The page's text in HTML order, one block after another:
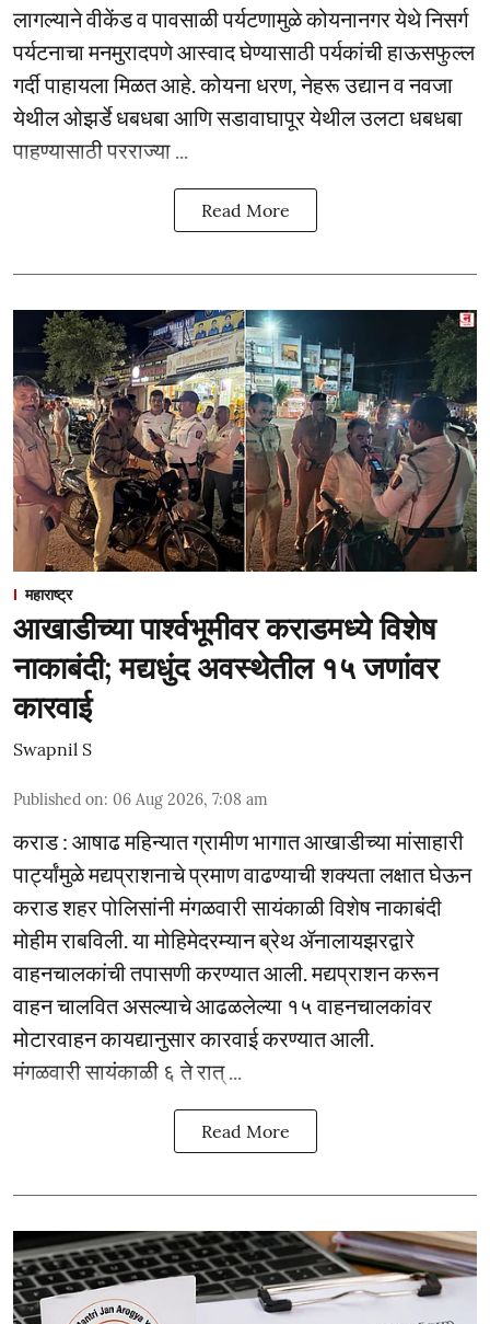
लागल्याने वीकेंड व पावसाळी पर्यटणामुळे कोयनानगर येथे निसर्ग
पर्यटनाचा मनमुरादपणे आस्वाद घेण्यासाठी पर्यकांची हाऊसफुल्ल
गर्दी पाहायला मिळत आहे. कोयना धरण, नेहरू उद्यान व नवजा
येथील ओझर्डे धबधबा आणि सडावाघापूर येथील उलटा धबधबा
पाहण्यासाठी परराज्या ...
Read More
महाराष्ट्र
आखाडीच्या पार्श्वभूमीवर कराडमध्ये विशेष
नाकाबंदी; मद्यधुंद अवस्थेतील १५ जणांवर
कारवाई
Swapnil S
Published on: 06 Aug 2026, 7:08 am
कराड : आषाढ महिन्यात ग्रामीण भागात आखाडीच्या मांसाहारी
पार्ट्यांमुळे मद्यप्राशनाचे प्रमाण वाढण्याची शक्यता लक्षात घेऊन
कराड शहर पोलिसांनी मंगळवारी सायंकाळी विशेष नाकाबंदी
मोहीम राबविली. या मोहिमेदरम्यान ब्रेथ ॲनालायझरद्वारे
वाहनचालकांची तपासणी करण्यात आली. मद्यप्राशन करून
वाहन चालवित असल्याचे आढळलेल्या १५ वाहनचालकांवर
मोटारवाहन कायद्यानुसार कारवाई करण्यात आली.
मंगळवारी सायंकाळी ६ ते रात् ...
Read More